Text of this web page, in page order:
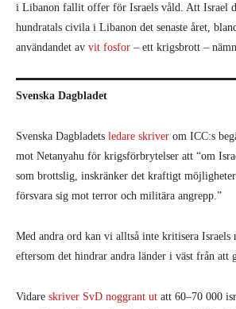
i Libanon fallit offer för Israels våld. Att Israel
hundratals civila i Libanon det senaste året,
användandet av vit fosfor – ett krigsbrott –
Svenska Dagbladet
Svenska Dagbladets ledare skriver om ICC:s
mot Netanyahu för krigsförbrytelser att “om
som brottslig, inskränker det kraftigt
försvara sig mot terror och militära angrepp.”
Med andra ord kan vi alltså inte kritisera Israels
eftersom det hindrar andra länder i väst från att
Vidare skriver SvD noggrant ut att 60–70 000